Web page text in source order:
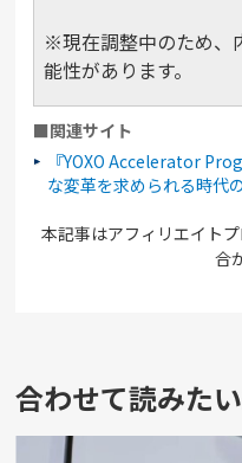
※現在調整中のため、
能性があります。
■関連サイト
『YOXO Accelerator
な変革を求められる時代
本記事はアフィリエイト
合
合わせて読みた